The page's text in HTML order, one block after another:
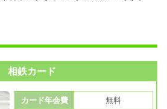
相鉄カード
カード年会費 無料